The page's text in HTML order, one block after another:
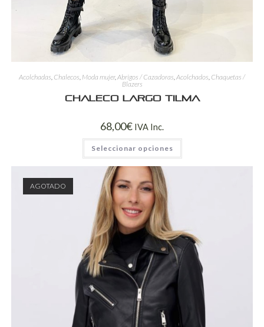
Acolchadas, Chalecos, Moda mujer,Abrigos / Cazadoras,Acolchados, Chaquetas /
Blazers
Chaleco largo Tilma
68,00€ IVA Inc.
Seleccionar opciones
AGOTADO